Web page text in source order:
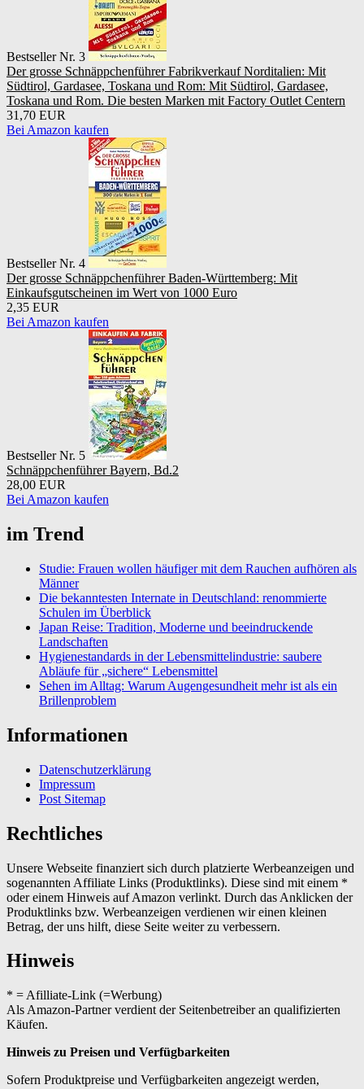
Bestseller Nr. 3
Der grosse Schnäppchenführer Fabrikverkauf Norditalien: Mit
Südtirol, Gardasee, Toskana und Rom: Mit Südtirol, Gardasee,
Toskana und Rom. Die besten Marken mit Factory Outlet Centern
31,70 EUR
Bei Amazon kaufen
Bestseller Nr. 4
Der grosse Schnäppchenführer Baden-Württemberg: Mit
Einkaufsgutscheinen im Wert von 1000 Euro
2,35 EUR
Bei Amazon kaufen
Bestseller Nr. 5
Schnäppchenführer Bayern, Bd.2
28,00 EUR
Bei Amazon kaufen
im Trend
Studie: Frauen wollen häufiger mit dem Rauchen aufhören als
Männer
Die bekanntesten Internate in Deutschland: renommierte
Schulen im Überblick
Japan Reise: Tradition, Moderne und beeindruckende
Landschaften
Hygienestandards in der Lebensmittelindustrie: saubere
Abläufe für „sichere“ Lebensmittel
Sehen im Alltag: Warum Augengesundheit mehr ist als ein
Brillenproblem
Informationen
Datenschutzerklärung
Impressum
Post Sitemap
Rechtliches
Unsere Webseite finanziert sich durch platzierte Werbeanzeigen und
sogenannten Affiliate Links (Produktlinks). Diese sind mit einem *
oder einem Hinweis auf Amazon verlinkt. Durch das Anklicken der
Produktlinks bzw. Werbeanzeigen verdienen wir einen kleinen
Betrag, der uns hilft, diese Seite weiter zu verbessern.
Hinweis
* = Afilliate-Link (=Werbung)
Als Amazon-Partner verdient der Seitenbetreiber an qualifizierten
Käufen.
Hinweis zu Preisen und Verfügbarkeiten
Sofern Produktpreise und Verfügbarkeiten angezeigt werden,